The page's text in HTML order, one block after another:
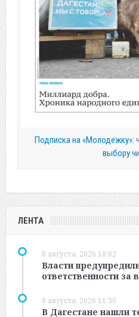
Подписка на «Молодежку»:
выбору
ЛЕНТА
8 августа, 2026 18:02
Власти
ответственности за
8 августа, 2026 11:30
В Дагестане нашли